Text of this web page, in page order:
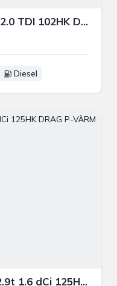
Volkswagen Caddy VAN 2.0 TDI 102HK DRAG P-VÄRMARE B-KAMERA BLUETOOTH
Diesel
Renault Trafic SKÅPBIL 2.9t 1.6 dCi 125HK DRAG P-VÄRM FARTHÅLLARE BT